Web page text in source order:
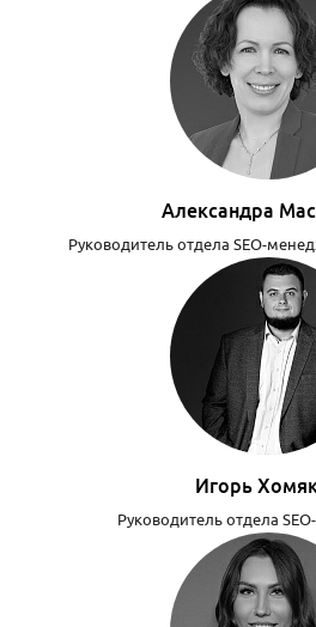
Александра
Руководитель отдела SEO-
Игорь
Руководитель отдела